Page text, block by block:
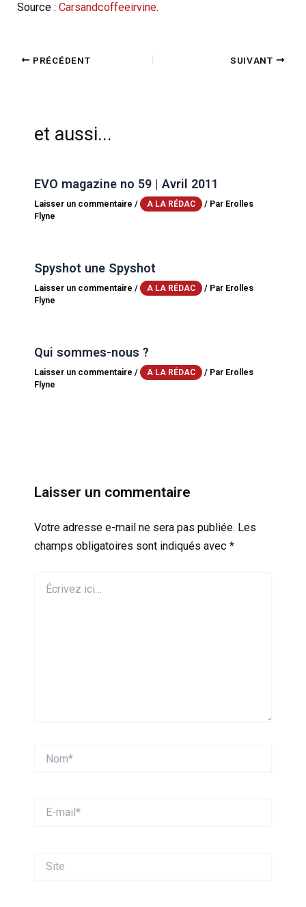
Source :Carsandcoffeeirvine.
PRÉCÉDENT SUIVANT
et aussi...
EVO magazine no 59 | Avril 2011
Laisser un commentaire / A LA RÉDAC / Par Erolles
Flyne
Spyshot une Spyshot
Laisser un commentaire / A LA RÉDAC / Par Erolles
Flyne
Qui sommes-nous ?
Laisser un commentaire / A LA RÉDAC / Par Erolles
Flyne
Laisser un commentaire
Votre adresse e-mail ne sera pas publiée. Les
champs obligatoires sont indiqués avec *
ici…
mail*